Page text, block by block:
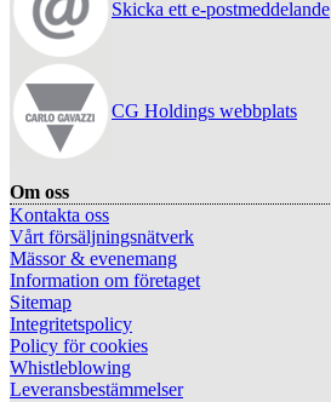
Skicka ett e-postmeddelande
CG Holdings webbplats
Om oss
Kontakta oss
Vårt försäljningsnätverk
Mässor & evenemang
Information om företaget
Sitemap
Integritetspolicy
Policy för cookies
Whistleblowing
Leveransbestämmelser